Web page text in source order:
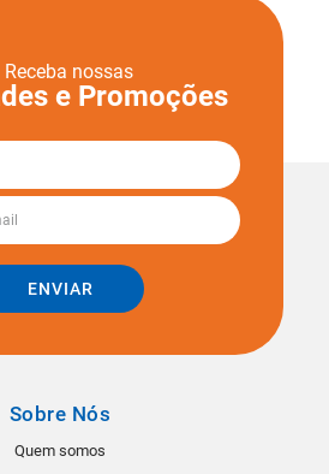
Receba nossas
e Promoções
ENVIAR
Sobre Nós
Quem somos